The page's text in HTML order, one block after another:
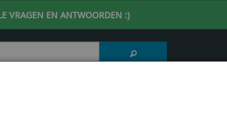
VRAGEN EN ANTWOORDEN :)